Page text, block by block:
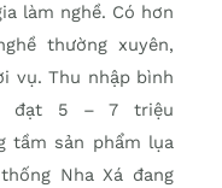
làm nghề. Có hơn
thường xuyên,
vụ. Thu nhập bình
đạt 5 – 7 triệu
tầm sản phẩm lụa
Nha Xá đang